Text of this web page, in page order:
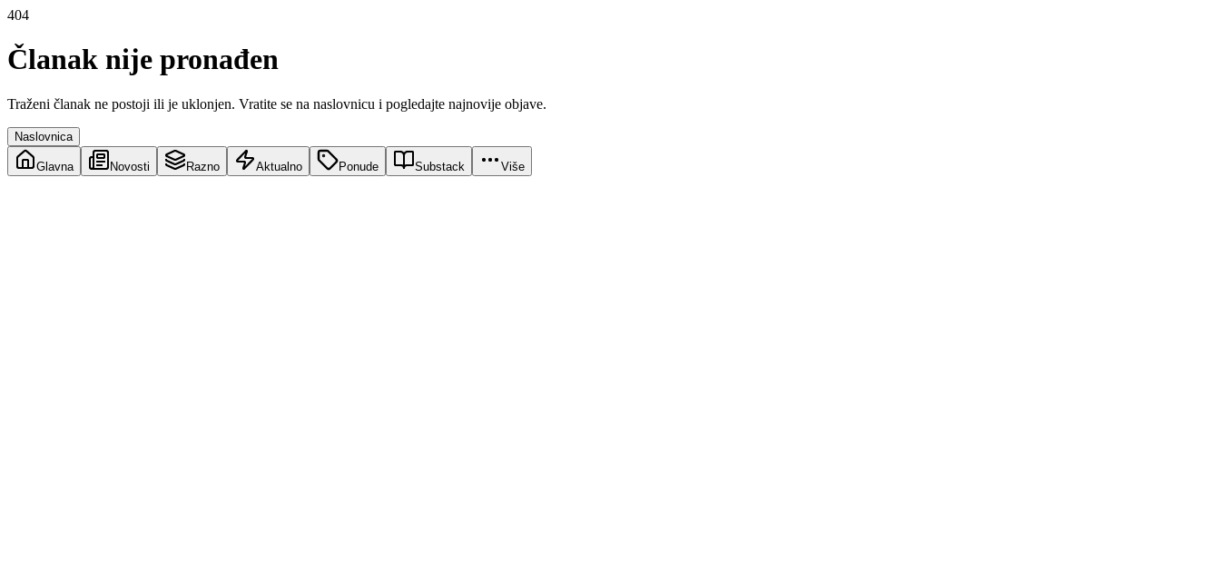
404
Članak nije pronađen
Traženi članak ne postoji ili je uklonjen. Vratite se na naslovnicu i pogledajte najnovije objave.
Naslovnica
Glavna Novosti Razno Aktualno Ponude Substack Više